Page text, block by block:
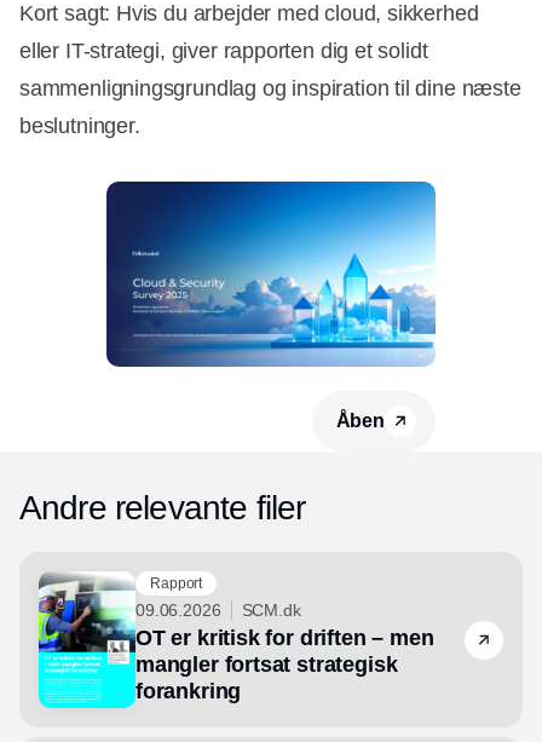
Kort sagt: Hvis du arbejder med cloud, sikkerhed
eller IT-strategi, giver rapporten dig et solidt
sammenligningsgrundlag og inspiration til dine næste
beslutninger.
Åben
Andre relevante filer
Rapport
09.06.2026 SCM.dk
OT er kritisk for driften – men
mangler fortsat strategisk
forankring